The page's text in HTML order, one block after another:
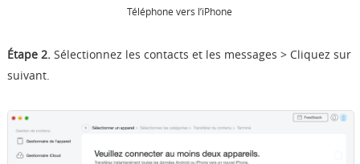
Téléphone vers l’iPhone
Étape 2.Sélectionnez les contacts et les messages > Cliquez sur
suivant.